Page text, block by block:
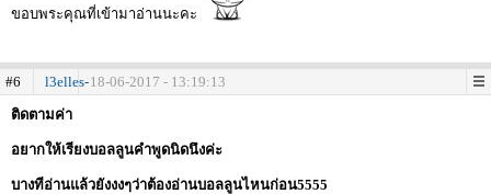
ขอบพระคุณที่เข้ามาอ่านนะคะ
#6 l3elles-18-06-2017 - 13:19:13
ติดตามค่า
อยากให้เรียงบอลลูนคำพูดนิดนึงค่ะ
บางทีอ่านแล้วยังงงๆว่าต้องอ่านบอลลูนไหนก่อน5555